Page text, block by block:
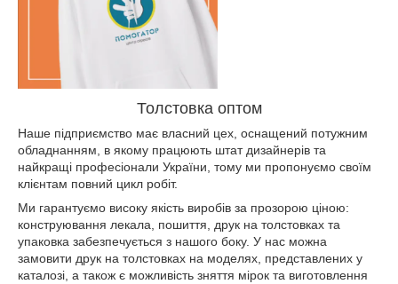
Толстовка оптом
Наше підприємство має власний цех, оснащений потужним
обладнанням, в якому працюють штат дизайнерів та
найкращі професіонали України, тому ми пропонуємо своїм
клієнтам повний цикл робіт.
Ми гарантуємо високу якість виробів за прозорою ціною:
конструювання лекала, пошиття, друк на толстовках та
упаковка забезпечується з нашого боку. У нас можна
замовити друк на толстовках на моделях, представлених у
каталозі, а також є можливість зняття мірок та виготовлення